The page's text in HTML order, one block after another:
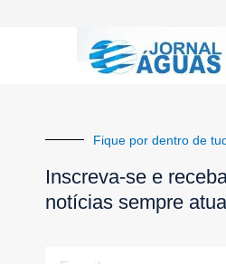
Fique por dentro de
Inscreva-se e
notícias sempre